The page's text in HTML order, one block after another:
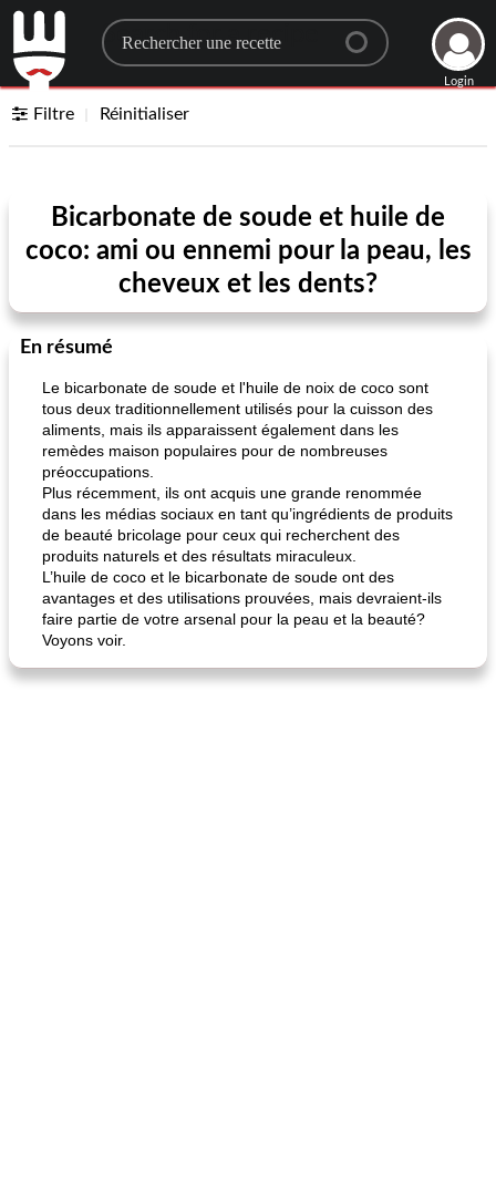
Search for a recipe
Login
Filtre Réinitialiser
Bicarbonate de soude et huile de
coco: ami ou ennemi pour la peau, les
cheveux et les dents?
En résumé
Le bicarbonate de soude et l'huile de noix de coco sont
tous deux traditionnellement utilisés pour la cuisson des
aliments, mais ils apparaissent également dans les
remèdes maison populaires pour de nombreuses
préoccupations.
Plus récemment, ils ont acquis une grande renommée
dans les médias sociaux en tant qu’ingrédients de produits
de beauté bricolage pour ceux qui recherchent des
produits naturels et des résultats miraculeux.
L’huile de coco et le bicarbonate de soude ont des
avantages et des utilisations prouvées, mais devraient-ils
faire partie de votre arsenal pour la peau et la beauté?
Voyons voir.